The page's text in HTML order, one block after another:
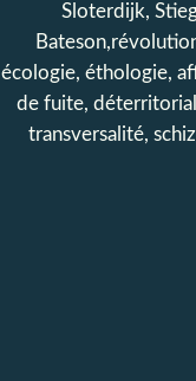
Sloterdijk,
écologie, éthologie,
de fuite,
transversalité,